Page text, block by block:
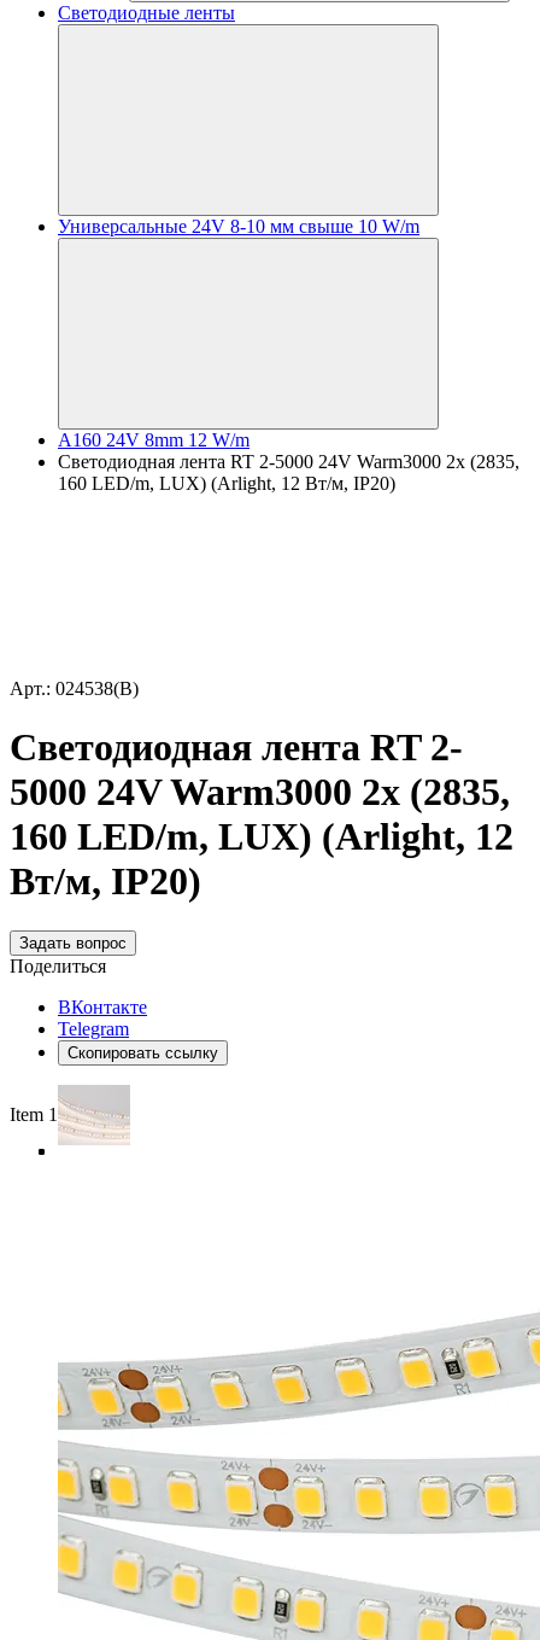
Светодиодные ленты
Универсальные 24V 8-10 мм свыше 10 W/m
A160 24V 8mm 12 W/m
Светодиодная лента RT 2-5000 24V Warm3000 2x (2835,
160 LED/m, LUX) (Arlight, 12 Вт/м, IP20)
Арт.: 024538(B)
Светодиодная лента RT 2-
5000 24V Warm3000 2x (2835,
160 LED/m, LUX) (Arlight, 12
Вт/м, IP20)
Задать вопрос
Поделиться
ВКонтакте
Telegram
Скопировать ссылку
Item 1 of 4